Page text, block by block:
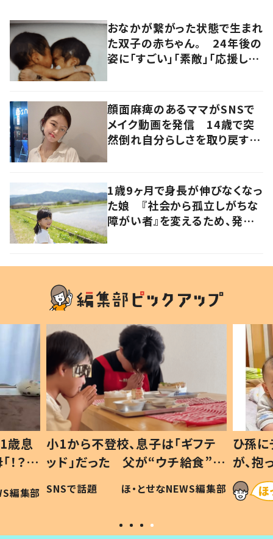
おなかが繋がった状態で生まれ
た双子の赤ちゃん。 24年後の
姿に「すごい」「素敵」「応援して
顔面麻痺のあるママがSNSで
メイク動画を発信 14歳で突
然倒れ自分らしさを取り戻すま
1歳9ヶ月で身長が伸びなくなっ
た娘 『社会から孤立しがちな
障がい者』を変えるため、発信
歳息
？」
編集部
小1から不登校、息子は「ギフテ
ッド」だった 父が“ウチ給食”を
作り続ける理由とは #令和の親
#令和の子
SNSで話題 ほ・とせなNEWS編集部
ひ孫
が、
「涙が
い」